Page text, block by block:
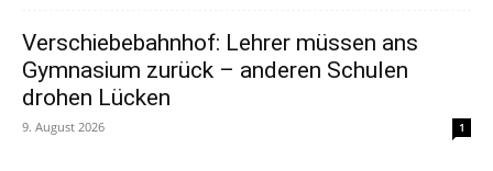
Verschiebebahnhof: Lehrer müssen ans
Gymnasium zurück – anderen Schulen
drohen Lücken
9. August 2026 1